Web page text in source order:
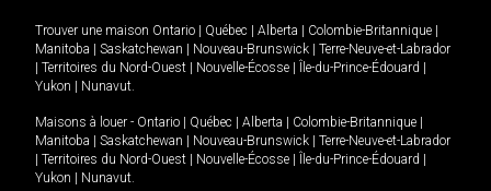
Trouver une maison Ontario Québec Alberta Colombie-Britannique
Manitoba
Saskatchewan Nouveau-Brunswick
Terre-Neuve-et-Labrador
Territoires du Nord-Ouest Nouvelle-Écosse Île-du-Prince-Édouard
Yukon
Nunavut.
Maisons à louer - Ontario Québec Alberta Colombie-Britannique
Manitoba
Saskatchewan Nouveau-Brunswick
Terre-Neuve-et-Labrador
Territoires du Nord-Ouest Nouvelle-Écosse Île-du-Prince-Édouard
Yukon
Nunavut.